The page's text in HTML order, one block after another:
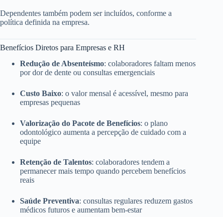
Dependentes também podem ser incluídos, conforme a
política definida na empresa.
Benefícios Diretos para Empresas e RH
Redução de Absenteísmo: colaboradores faltam menos
por dor de dente ou consultas emergenciais
Custo Baixo: o valor mensal é acessível, mesmo para
empresas pequenas
Valorização do Pacote de Benefícios: o plano
odontológico aumenta a percepção de cuidado com a
equipe
Retenção de Talentos: colaboradores tendem a
permanecer mais tempo quando percebem benefícios
reais
Saúde Preventiva: consultas regulares reduzem gastos
médicos futuros e aumentam bem-estar